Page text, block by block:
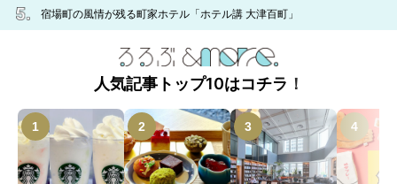
宿場町の風情が残る町家ホテル「ホテル講 大津百町」
人気記事トップ10はコチラ！